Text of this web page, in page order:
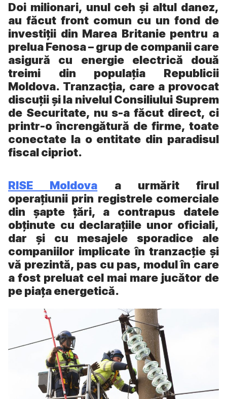
Doi milionari, unul ceh și altul danez,
au făcut front comun cu un fond de
investiții din Marea Britanie pentru a
prelua Fenosa – grup de companii care
asigură cu energie electrică două
treimi din populația Republicii
Moldova. Tranzacția, care a provocat
discuții și la nivelul Consiliului Suprem
de Securitate, nu s-a făcut direct, ci
printr-o încrengătură de firme, toate
conectate la o entitate din paradisul
fiscal cipriot.
RISE Moldova a urmărit firul
operațiunii prin registrele comerciale
din șapte țări, a contrapus datele
obținute cu declarațiile unor oficiali,
dar și cu mesajele sporadice ale
companiilor implicate în tranzacție și
vă prezintă, pas cu pas, modul în care
a fost preluat cel mai mare jucător de
pe piața energetică.